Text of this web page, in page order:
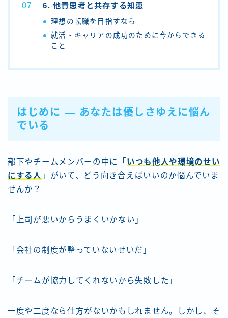
6. 他責思考と共存する知恵
理想の転職を目指すなら
就活・キャリアの成功のために今からできる
こと
はじめに ― あなたは優しさゆえに悩ん
でいる
部下やチームメンバーの中に「 いつも他人や環境のせい
にする人 」がいて、どう向き合えばいいのか悩んでいま
せんか？
「上司が悪いからうまくいかない」
「会社の制度が整っていないせいだ」
「チームが協力してくれないから失敗した」
一度や二度なら仕方がないかもしれません。しかし、そ